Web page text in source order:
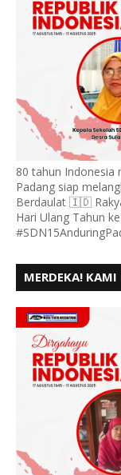
80 tahun Indonesia
Padang siap
Berdaulat 🇮🇩
Hari Ulang Tahun
MERDEKA! KAMI
KE - 80